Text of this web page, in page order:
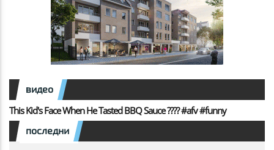
видео
This Kid's Face When He Tasted BBQ Sauce ???? #afv #funny
последни